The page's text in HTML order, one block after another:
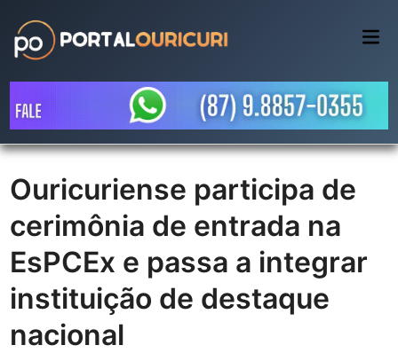
content
Ouricuriense participa de
cerimônia de entrada na
EsPCEx e passa a integrar
instituição de destaque
nacional